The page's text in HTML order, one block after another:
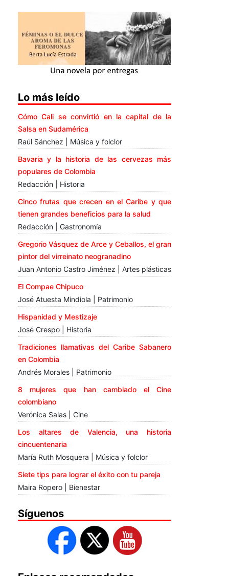
Lo más leído
Cómo Cali se convirtió en la capital de la
Salsa en Sudamérica
Raúl Sánchez | Música y folclor
Bavaria y la historia de las cervezas más
populares de Colombia
Redacción | Historia
Cinco frutas que crecen en el Caribe y que
tienen grandes beneficios para la salud
Redacción | Gastronomía
Gregorio Vásquez de Arce y Ceballos, el gran
pintor del virreinato neogranadino
Juan Antonio Castro Jiménez | Artes plásticas
El Compae Chipuco
José Atuesta Mindiola | Patrimonio
Hispanidad y Mestizaje
José Crespo | Historia
Tradiciones llamativas del Caribe Sabanero
en Colombia
Andrés Morales | Patrimonio
8 mujeres que han cambiado el Cine
colombiano
Verónica Salas | Cine
Los altares de Valencia, una historia
cincuentenaria
María Ruth Mosquera | Música y folclor
Siete tips para lograr el éxito con tu pareja
Maira Ropero | Bienestar
Síguenos